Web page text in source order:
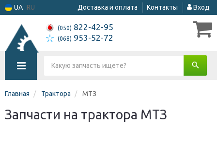
UA RU Доставка и оплата Контакты Вход
(050) 822-42-95
(068) 953-52-72
Главная Трактора МТЗ
Запчасти на трактора МТЗ